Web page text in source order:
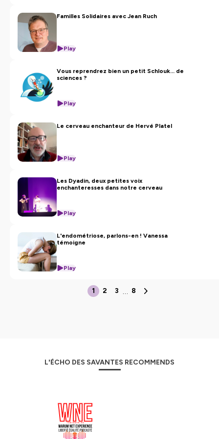
confidentialitepour plus d'informations.
Familles Solidaires avec Jean Ruch
Play
Vous reprendrez bien un petit Schlouk... de
sciences ?
Play
Le cerveau enchanteur de Hervé Platel
Play
Les Dyadin, deux petites voix
enchanteresses dans notre cerveau
Play
L'endométriose, parlons-en ! Vanessa
témoigne
Play
1 2 3 8
L'ÉCHO DES SAVANTES RECOMMENDS